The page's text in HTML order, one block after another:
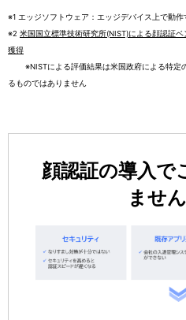
※1 エッジソフトウェア：エッジデバイス上で動作
※2 米国国立標準技術研究所(NIST)による顔認証
獲得
※NISTによる評価結果は米国政府による特定
るものではありません
顔認証の導入で
ませ